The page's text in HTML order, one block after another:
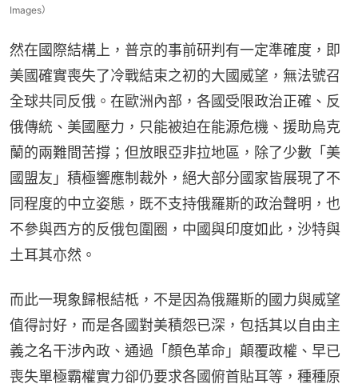
Images）
然在國際結構上，普京的事前研判有一定準確度，即
美國確實喪失了冷戰結束之初的大國威望，無法號召
全球共同反俄。在歐洲內部，各國受限政治正確、反
俄傳統、美國壓力，只能被迫在能源危機、援助烏克
蘭的兩難間苦撐；但放眼亞非拉地區，除了少數「美
國盟友」積極響應制裁外，絕大部分國家皆展現了不
同程度的中立姿態，既不支持俄羅斯的政治聲明，也
不參與西方的反俄包圍圈，中國與印度如此，沙特與
土耳其亦然。
而此一現象歸根結柢，不是因為俄羅斯的國力與威望
值得討好，而是各國對美積怨已深，包括其以自由主
義之名干涉內政、通過「顏色革命」顛覆政權、早已
喪失單極霸權實力卻仍要求各國俯首貼耳等，種種原